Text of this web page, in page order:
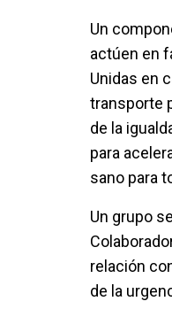
Un
actúen en
Unidas en
transporte
de la
para
sano para
Un grupo
relación
de la